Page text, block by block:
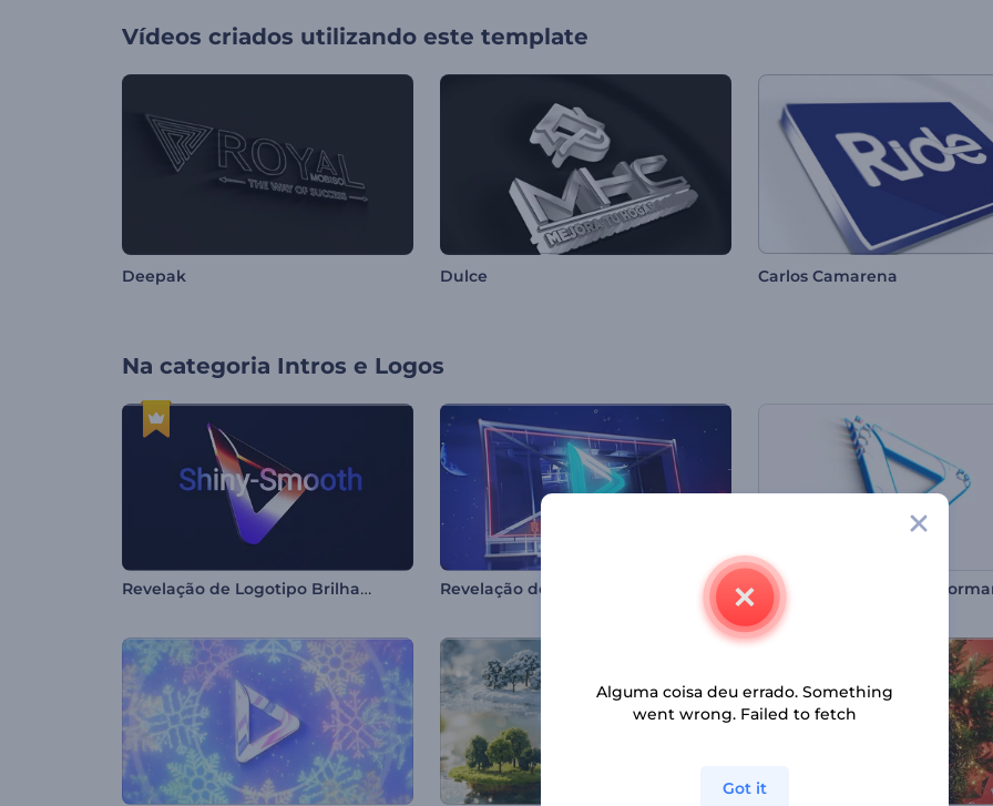
Vídeos criados utilizando este template
Deepak Dulce Carlos Camarena
Na categoria Intros e Logos
Revelação de Logotipo Brilhante e Suave
Alguma coisa deu errado. Something
went wrong. Failed to fetch
Got it